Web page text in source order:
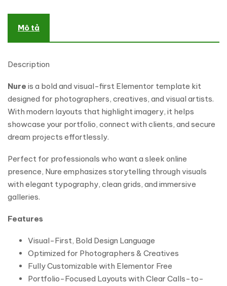
Mô tả
Description
Nure is a bold and visual-first Elementor template kit
designed for photographers, creatives, and visual artists.
With modern layouts that highlight imagery, it helps
showcase your portfolio, connect with clients, and secure
dream projects effortlessly.
Perfect for professionals who want a sleek online
presence, Nure emphasizes storytelling through visuals
with elegant typography, clean grids, and immersive
galleries.
Features
Visual-First, Bold Design Language
Optimized for Photographers & Creatives
Fully Customizable with Elementor Free
Portfolio-Focused Layouts with Clear Calls-to-